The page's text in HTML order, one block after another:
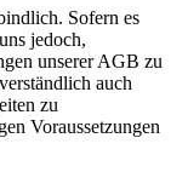
Sofern es
jedoch,
unserer AGB zu
auch
zu
Voraussetzungen